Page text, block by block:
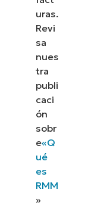
uras.
Revi
sa
nues
tra
publi
caci
ón
sobr
e«Q
ué
es
RMM
»